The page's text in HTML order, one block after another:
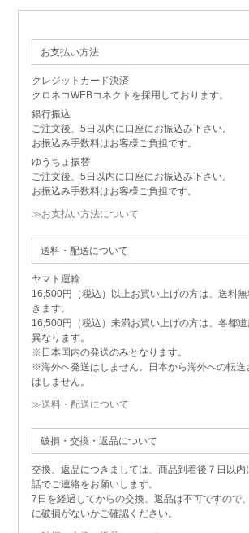
お支払い方法
クレジットカード決済
クロネコWEBコネクトを採用しております。
銀行振込
ご注文後、5日以内に口座にお振込み下さい。
お振込み手数料はお客様ご負担です。
ゆうちょ振替
ご注文後、5日以内に口座にお振込み下さい。
お振込み手数料はお客様ご負担です。
≫お支払い方法について
送料・配送について
ヤマト運輸
16,500円（税込）以上お買い上げの方は、送料
きます。
16,500円（税込）未満お買い上げの方は、各都
異なります。
※日本国内の発送のみとなります。
※海外へ発送はしません。日本から海外への転送
はしません。
≫送料・配送について
破損・交換・返品について
交換、返品につきましては、商品到着後７日以内
話でご連絡をお願いします。
7日を経過してからの交換、返品は不可ですので
に破損がないかご確認ください。